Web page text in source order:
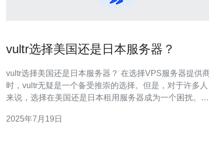
vultr选择美国还是日本服务器？
vultr选择美国还是日本服务器？ 在选择VPS服务器提供商
时，vultr无疑是一个备受推崇的选择。但是，对于许多人
来说，选择在美国还是日本租用服务器成为一个困扰。本
您可以做出明智的决定。 美国服务器通常被认为是全球最
2025年7月19日